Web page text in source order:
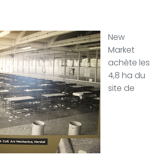
New
Market
achète les
4,8 ha du
site de